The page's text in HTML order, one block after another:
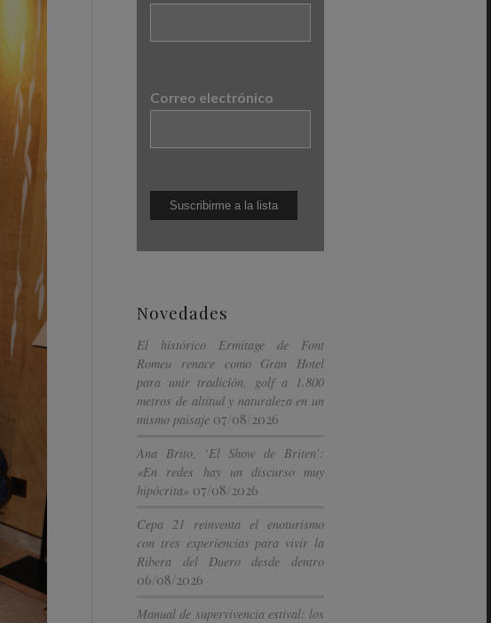
Correo electrónico
Novedades
El histórico Ermitage de Font
Romeu renace como Gran Hotel
para unir tradición, golf a 1.800
metros de altitud y naturaleza en un
mismo paisaje 07/08/2026
Ana Brito, ‘El Show de Briten’:
«En redes hay un discurso muy
hipócrita» 07/08/2026
Cepa 21 reinventa el enoturismo
con tres experiencias para vivir la
Ribera del Duero desde dentro
06/08/2026
Manual de supervivencia estival: los